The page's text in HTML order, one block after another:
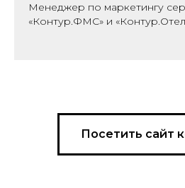
Менеджер по маркетингу
«Контур.ФМС» и
Посетить сайт